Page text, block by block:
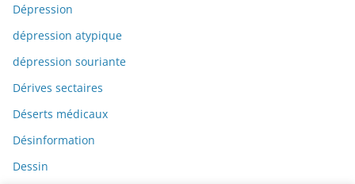
Dépression
dépression atypique
dépression souriante
Dérives sectaires
Déserts médicaux
Désinformation
Dessin